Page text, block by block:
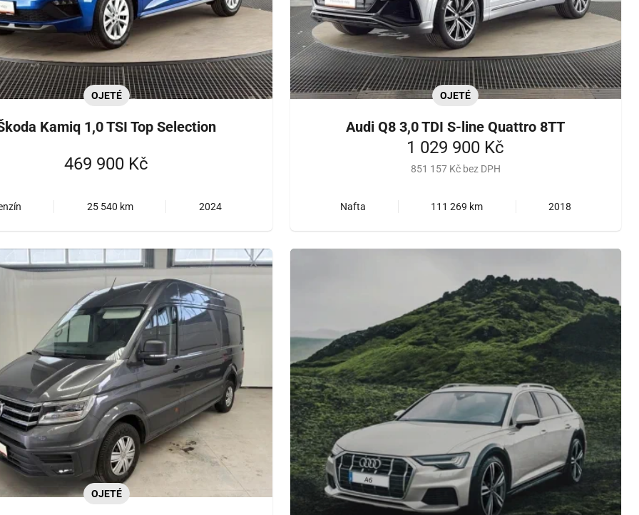
OJETÉ
Kamiq 1,0 TSI Top Selection
469 900 Kč
25 540 km 2024
OJETÉ
Audi Q8 3,0 TDI S-line Quattro 8TT
1 029 900 Kč
851 157 Kč bez DPH
Nafta 111 269 km 2018
OJETÉ